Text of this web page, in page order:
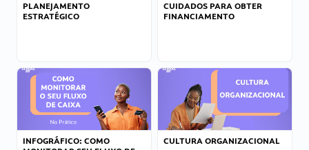
PLANEJAMENTO
ESTRATÉGICO
CUIDADOS PARA OBTER
FINANCIAMENTO
INFOGRÁFICO: COMO
CULTURA ORGANIZACIONAL